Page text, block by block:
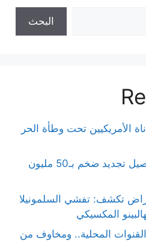
البحث
الأمريكيين تحت وطأة الحر
متحف أوفيزي يكشف تفاصيل تجديد ضخم بـ50 مليون
تكشف: تفشي السلمونيلا
المكسيكي
المحلية.. ومخاوف من